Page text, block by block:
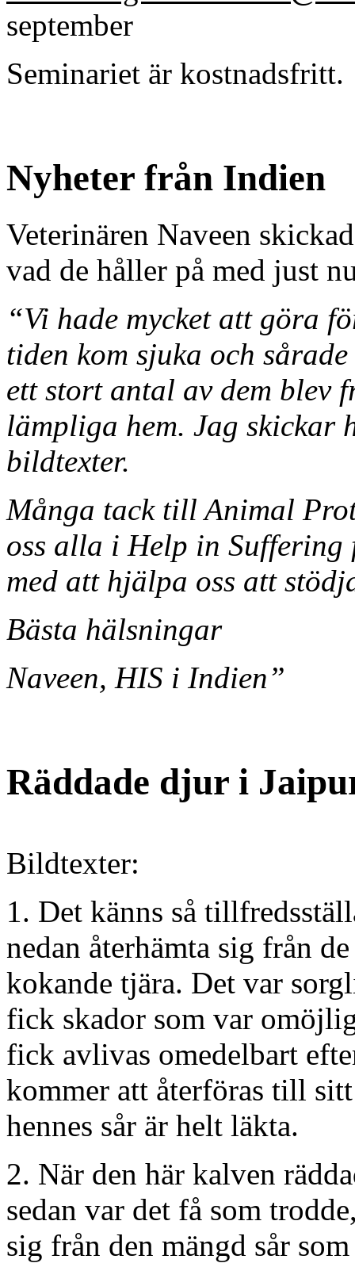
september
Seminariet är kostnadsfritt.
Nyheter från Indien
Veterinären Naveen
vad de håller på med just
“Vi hade mycket att göra
tiden kom sjuka och
ett stort antal av dem blev
lämpliga hem. Jag
bildtexter.
Många tack till Animal
oss alla i Help in
med att hjälpa oss att
Bästa hälsningar
Naveen, HIS i Indien”
Räddade djur i
Bildtexter:
1. Det känns så
nedan återhämta sig från
kokande tjära. Det var
fick skador som var
fick avlivas omedelbart
kommer att återföras till
hennes sår är helt läkta.
2. När den här kalven
sedan var det få som
sig från den mängd sår